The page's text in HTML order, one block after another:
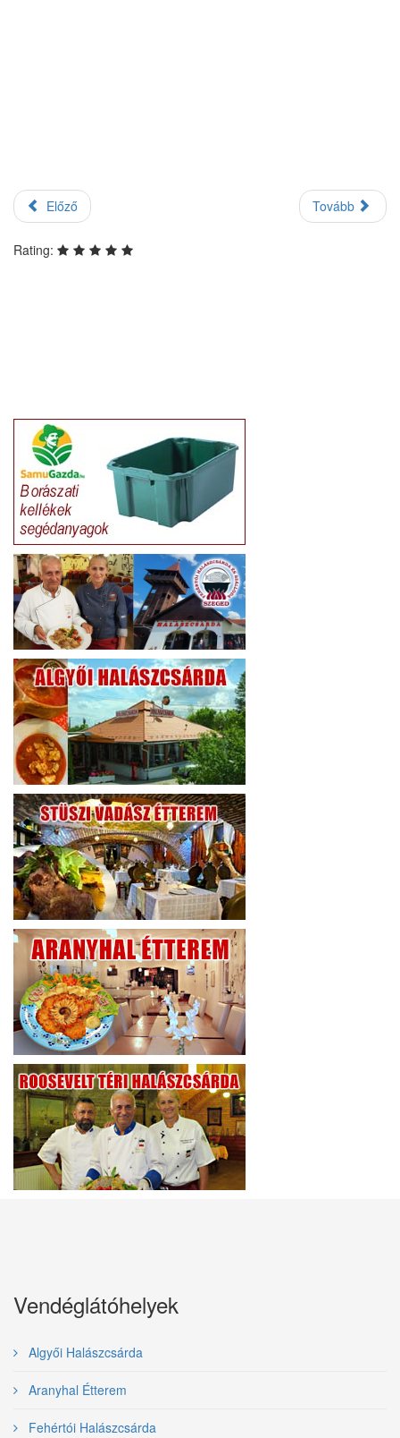
Előző Tovább
Rating:
Vendéglátóhelyek
Algyői Halászcsárda
Aranyhal Étterem
Fehértói Halászcsárda